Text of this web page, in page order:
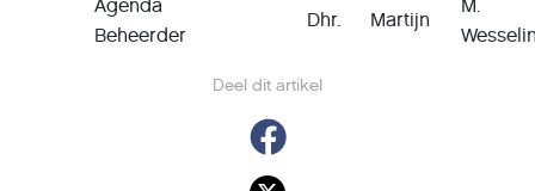
Deel dit artikel
Agenda
Beheerder
Dhr. Martijn
M.